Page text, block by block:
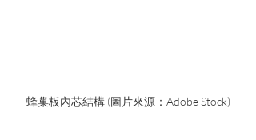
蜂巢板內芯結構 (圖片來源：Adobe Stock)